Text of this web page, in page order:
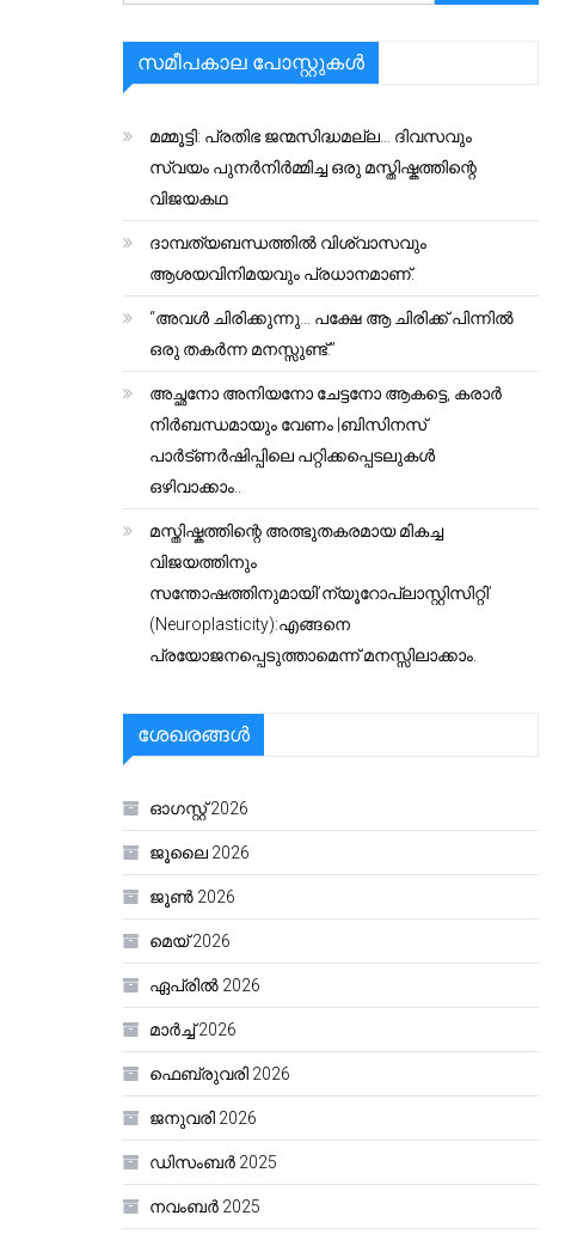
സമീപകാല പോസ്റ്റുകൾ
മമ്മൂട്ടി: പ്രതിഭ ജന്മസിദ്ധമല്ല… ദിവസവും
സ്വയം പുനർനിർമ്മിച്ച ഒരു മസ്തിഷ്കത്തിന്റെ
വിജയകഥ
ദാമ്പത്യബന്ധത്തിൽ വിശ്വാസവും
ആശയവിനിമയവും പ്രധാനമാണ്.
“അവൾ ചിരിക്കുന്നു… പക്ഷേ ആ ചിരിക്ക് പിന്നിൽ
ഒരു തകർന്ന മനസ്സുണ്ട്.”
അച്ഛനോ അനിയനോ ചേട്ടനോ ആകട്ടെ, കരാർ
നിർബന്ധമായും വേണം |ബിസിനസ്
പാർട്ണർഷിപ്പിലെ പറ്റിക്കപ്പെടലുകൾ
ഒഴിവാക്കാം..
മസ്തിഷ്കത്തിന്റെ അത്ഭുതകരമായ മികച്ച
വിജയത്തിനും
സന്തോഷത്തിനുമായി’ന്യൂറോപ്ലാസ്റ്റിസിറ്റി’
(Neuroplasticity):എങ്ങനെ
പ്രയോജനപ്പെടുത്താമെന്ന് മനസ്സിലാക്കാം.
ശേഖരങ്ങൾ
ഓഗസ്റ്റ്‌ 2026
ജൂലൈ 2026
ജൂൺ 2026
മെയ്‌ 2026
ഏപ്രിൽ 2026
മാർച്ച്‌ 2026
ഫെബ്രുവരി 2026
ജനുവരി 2026
ഡിസംബർ 2025
നവംബർ 2025